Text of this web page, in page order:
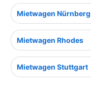
Mietwagen Nürnberg
Mietwagen Rhodes
Mietwagen Stuttgart